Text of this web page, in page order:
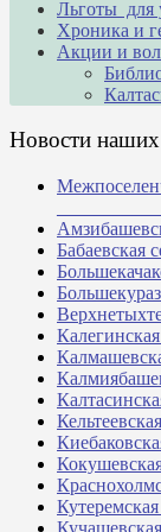
Льготы для
Хроника и
Акции и
Новости
Бабаевская